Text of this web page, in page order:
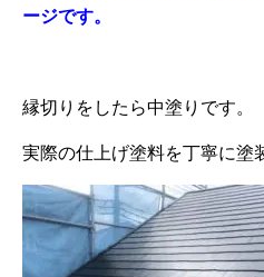
ージです。
縁切りをしたら中塗りです。
実際の仕上げ塗料を丁寧に塗